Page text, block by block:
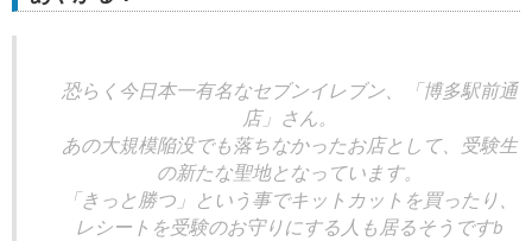
恐らく今日本一有名なセブンイレブン、「博多駅前通
店」さん。
あの大規模陥没でも落ちなかったお店として、受験生
の新たな聖地となっています。
「きっと勝つ」という事でキットカットを買ったり、
レシートを受験のお守りにする人も居るそうですb